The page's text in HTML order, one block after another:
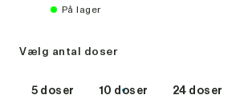
På lager
Vælg antal doser
5 doser 10 doser 24 doser